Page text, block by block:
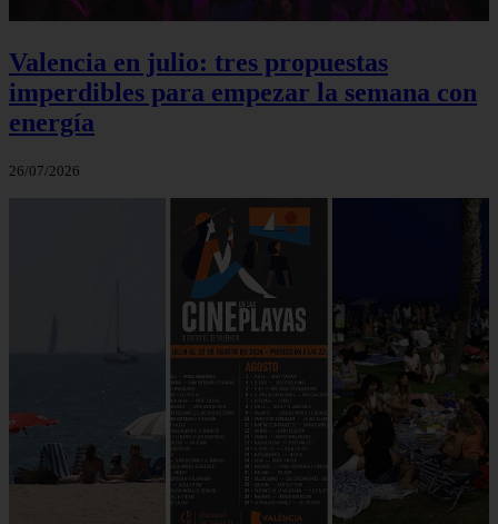
Valencia en julio: tres propuestas
imperdibles para empezar la semana con
energía
26/07/2026